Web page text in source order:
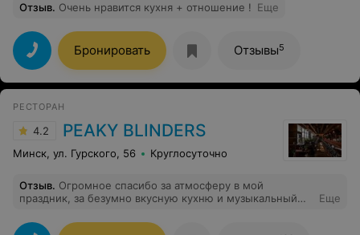
Отзыв. Очень нравится кухня + отношение ! Еще
Бронировать Отзывы5
РЕСТОРАН
4.2 PEAKY BLINDERS
Минск, ул. Гурского, 56 Круглосуточно
Отзыв. Огромное спасибо за атмосферу в мой
праздник, за безумно вкусную кухню и музыкальный
Еще